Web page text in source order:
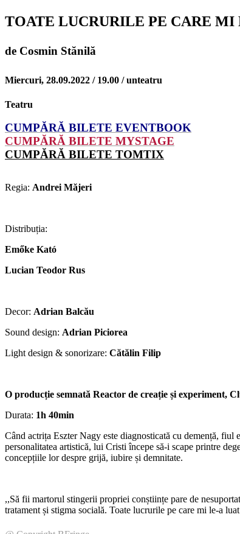
TOATE LUCRURILE PE CARE
de Cosmin Stănilă
Miercuri, 28.09.2022 / 19.00 / unteatru
Teatru
CUMPĂRĂ BILETE EVENTBOOK
CUMPĂRĂ BILETE MYSTAGE
CUMPĂRĂ BILETE TOMTIX
Regia: Andrei Măjeri
Distribuția:
Emőke Kató
Lucian Teodor Rus
Decor: Adrian Balcău
Sound design: Adrian Piciorea
Light design & sonorizare: Cătălin Filip
O producție semnată Reactor de creație și experiment,
Durata: 1h 40min
Când actrița Eszter Nagy este diagnosticată cu demență,
personalitatea artistică, lui Cristi începe să-i scape printre
concepțiile lor despre grijă, iubire și demnitate.
,,Să fii martorul stingerii propriei conștiințe pare de
tratament și stigma socială. Toate lucrurile pe care mi le-a